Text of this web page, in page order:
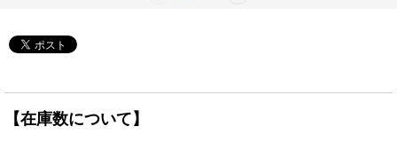
【在庫数について】